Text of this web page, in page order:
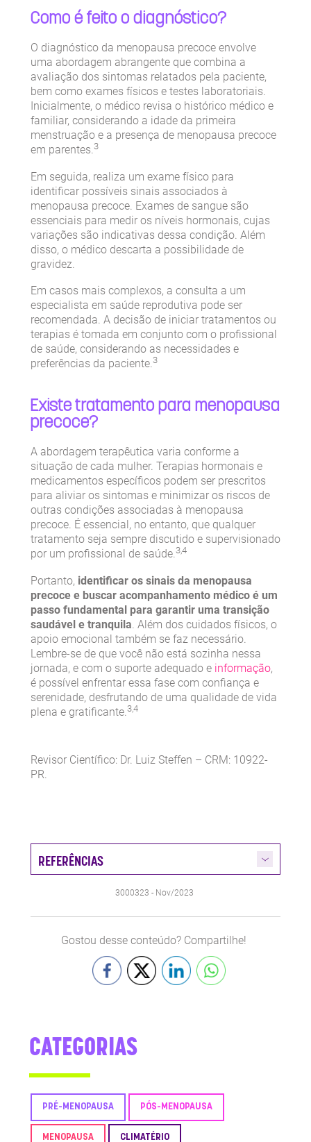
Como é feito o diagnóstico?
O diagnóstico da menopausa precoce envolve
uma abordagem abrangente que combina a
avaliação dos sintomas relatados pela paciente,
bem como exames físicos e testes laboratoriais.
Inicialmente, o médico revisa o histórico médico e
familiar, considerando a idade da primeira
menstruação e a presença de menopausa precoce
em parentes.3
Em seguida, realiza um exame físico para
identificar possíveis sinais associados à
menopausa precoce. Exames de sangue são
essenciais para medir os níveis hormonais, cujas
variações são indicativas dessa condição. Além
disso, o médico descarta a possibilidade de
gravidez.
Em casos mais complexos, a consulta a um
especialista em saúde reprodutiva pode ser
recomendada. A decisão de iniciar tratamentos ou
terapias é tomada em conjunto com o profissional
de saúde, considerando as necessidades e
preferências da paciente.3
Existe tratamento para menopausa
precoce?
A abordagem terapêutica varia conforme a
situação de cada mulher. Terapias hormonais e
medicamentos específicos podem ser prescritos
para aliviar os sintomas e minimizar os riscos de
outras condições associadas à menopausa
precoce. É essencial, no entanto, que qualquer
tratamento seja sempre discutido e supervisionado
por um profissional de saúde.3,4
Portanto, identificar os sinais da menopausa
precoce e buscar acompanhamento médico é um
passo fundamental para garantir uma transição
saudável e tranquila. Além dos cuidados físicos, o
apoio emocional também se faz necessário.
Lembre-se de que você não está sozinha nessa
jornada, e com o suporte adequado e informação,
é possível enfrentar essa fase com confiança e
serenidade, desfrutando de uma qualidade de vida
plena e gratificante.3,4
Revisor Científico: Dr. Luiz Steffen – CRM: 10922-
PR.
REFERÊNCIAS
3000323 - Nov/2023
Gostou desse conteúdo? Compartilhe!
CATEGORIAS
PRÉ-MENOPAUSA PÓS-MENOPAUSA
MENOPAUSA CLIMATÉRIO